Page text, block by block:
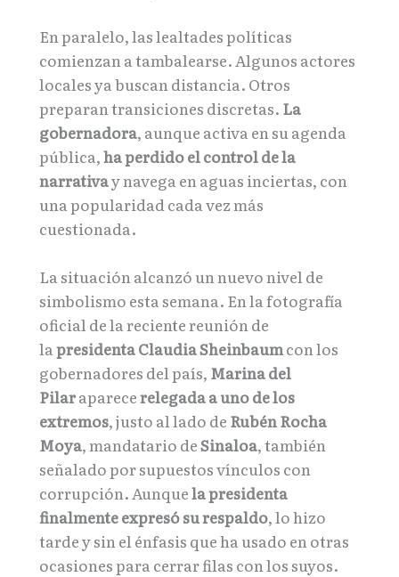
En paralelo, las lealtades políticas
comienzan a tambalearse. Algunos actores
locales ya buscan distancia. Otros
preparan transiciones discretas. La
gobernadora, aunque activa en su agenda
pública,ha perdido el control de la
narrativay navega en aguas inciertas, con
una popularidad cada vez más
cuestionada.
La situación alcanzó un nuevo nivel de
simbolismo esta semana. En la fotografía
oficial de la reciente reunión de
la presidenta Claudia Sheinbaumcon los
gobernadores del país, Marina del
Pilaraparecerelegada a uno de los
extremos, justo al lado de Rubén Rocha
Moya, mandatario deSinaloa, también
señalado por supuestos vínculos con
corrupción. Aunquela presidenta
finalmente expresó su respaldo, lo hizo
tarde y sin el énfasis que ha usado en otras
ocasiones para cerrar filas con los suyos.